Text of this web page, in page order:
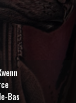
Bas